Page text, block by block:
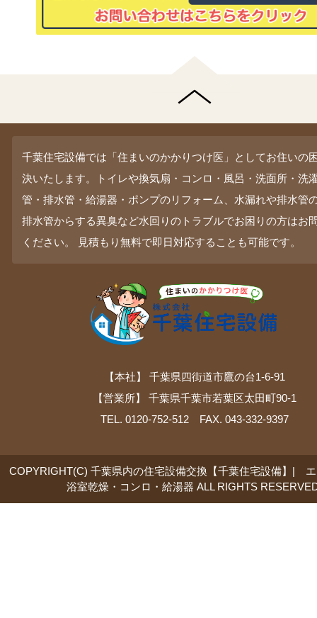
千葉住宅設備では「住まいのかかりつけ医」としてお住いの
決いたします。トイレや換気扇・コンロ・風呂・洗面所・洗
管・排水管・給湯器・ポンプのリフォーム、水漏れや排水管
排水管からする異臭など水回りのトラブルでお困りの方はお
ください。 見積もり無料で即日対応することも可能です。
【本社】 千葉県四街道市鷹の台1-6-91
【営業所】 千葉県千葉市若葉区太田町90-1
TEL. 0120-752-512 FAX. 043-332-9397
COPYRIGHT(C) 千葉県内の住宅設備交換【千葉住宅設備】|
浴室乾燥・コンロ・給湯器 ALL RIGHTS